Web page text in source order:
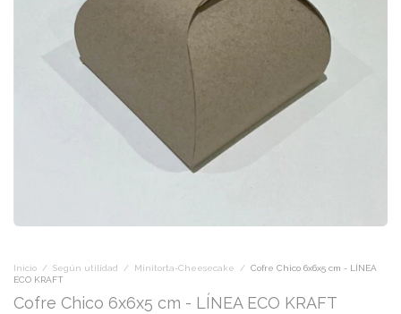
Inicio / Según utilidad / Minitorta-Cheesecake / Cofre Chico 6x6x5 cm - LÍNEA
ECO KRAFT
Cofre Chico 6x6x5 cm - LÍNEA ECO KRAFT